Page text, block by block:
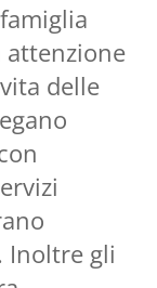
attenzione
delle
Inoltre gli